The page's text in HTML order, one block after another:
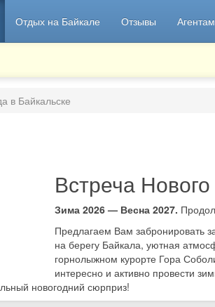
Отдых на Байкале Отзывы Агентам
в Байкальске
Встреча
Зима 2026 — Весна 2027.
Предлагаем Вам забронировать
на берегу Байкала, уютная
горнолыжном курорте Гора
интересно и активно провести
новогодний сюрприз!